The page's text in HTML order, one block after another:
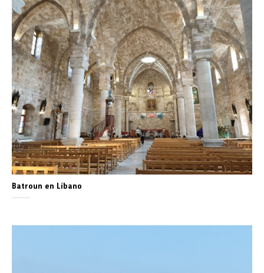
Batroun en Líbano